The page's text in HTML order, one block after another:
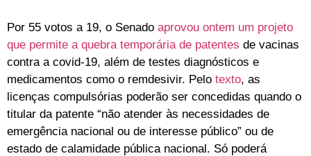
Por 55 votos a 19, o Senado aprovou ontem um projeto
que permite a quebra temporária de patentes de vacinas
contra a covid-19, além de testes diagnósticos e
medicamentos como o remdesivir. Pelo texto, as
licenças compulsórias poderão ser concedidas quando o
titular da patente “não atender às necessidades de
emergência nacional ou de interesse público” ou de
estado de calamidade pública nacional. Só poderá